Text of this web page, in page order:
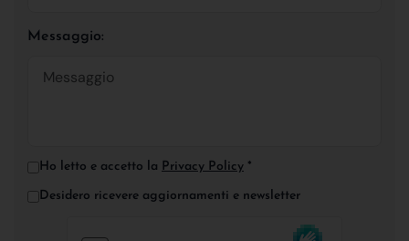
Messaggio:
Ho letto e accetto la Privacy Policy *
Desidero ricevere aggiornamenti e newsletter